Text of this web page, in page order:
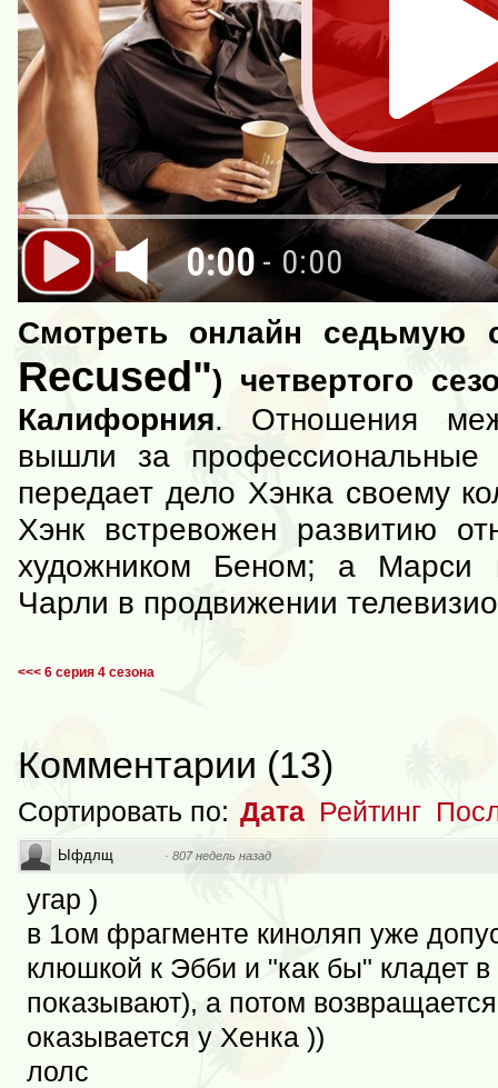
0:00 - 0:00
Смотреть онлайн
Recused") четвертого
Калифорния. Отношения
вышли за
передает дело Хэнка своему
Хэнк встревожен развитию
художником Беном; а
Чарли в продвижении
<<< 6 серия 4 сезона
Комментарии (13)
Сортировать по: Дата Рейтинг
Ыфдлщ · 807 недель назад
угар )
в 1ом фрагменте киноляп уже
клюшкой к Эбби и "как бы" кладет в
показывают), а потом
оказывается у Хенка ))
лолс